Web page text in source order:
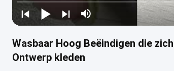
Wasbaar Hoog Beëindigen die
Ontwerp kleden